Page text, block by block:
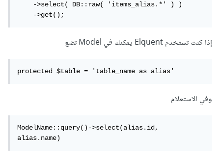
    ->select( DB::raw( 'items_alias.*' ) )
    ->get();
إذا كنت تستخدم Elquent يمكنك في Model تضع
protected $table = 'table_name as alias'
وفي الاستعلام
ModelName::query()->select(alias.id,
alias.name)